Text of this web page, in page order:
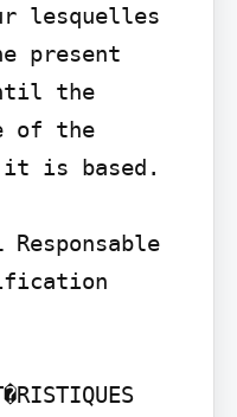
lesquelles
present
the
of the
it is based.
Responsable